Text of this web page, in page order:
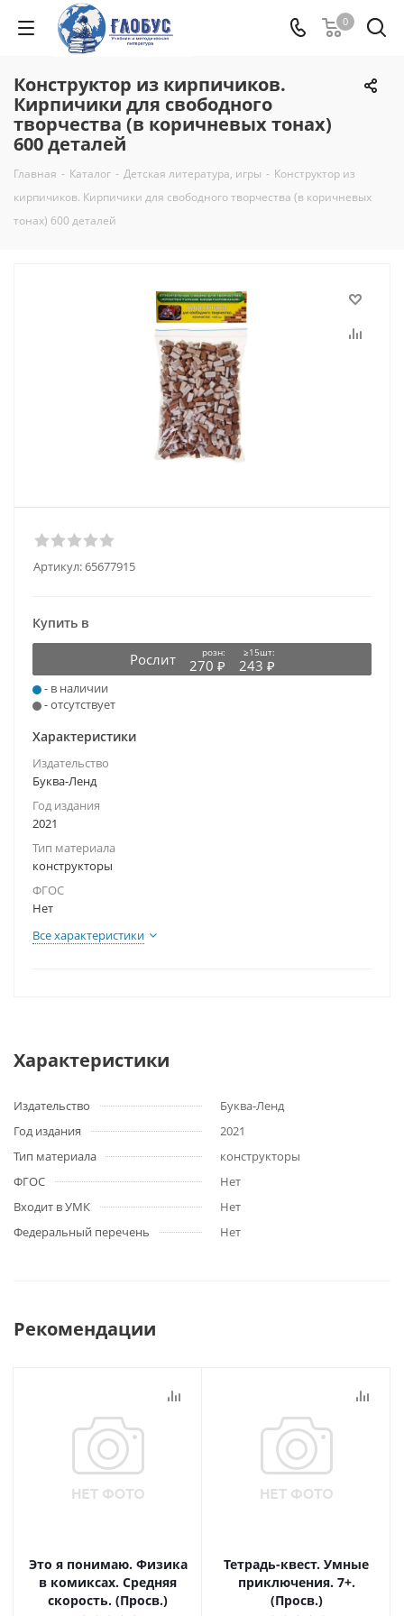
0
Конструктор из кирпичиков.
Кирпичики для свободного
творчества (в коричневых тонах)
600 деталей
Главная - Каталог - Детская литература, игры - Конструктор из
кирпичиков. Кирпичики для свободного творчества (в коричневых
тонах) 600 деталей
Артикул:65677915
Купить в
Рослит розн: ≥15шт:
270 ₽ 243 ₽
- в наличии
- отсутствует
Характеристики
Издательство
Буква-Ленд
Год издания
2021
Тип материала
конструкторы
ФГОС
Нет
Все характеристики
Характеристики
Издательство
Буква-Ленд
Год издания
2021
Тип материала
конструкторы
ФГОС
Нет
Входит в УМК
Нет
Федеральный перечень
Нет
Рекомендации
Это я понимаю. Физика
в комиксах. Средняя
скорость. (Просв.)
Тетрадь-квест. Умные
приключения. 7+.
(Просв.)